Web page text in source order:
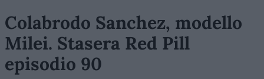
Colabrodo Sanchez, modello
Milei. Stasera Red Pill
episodio 90